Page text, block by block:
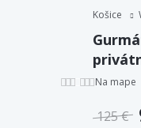
Košice
Na mape
125 €